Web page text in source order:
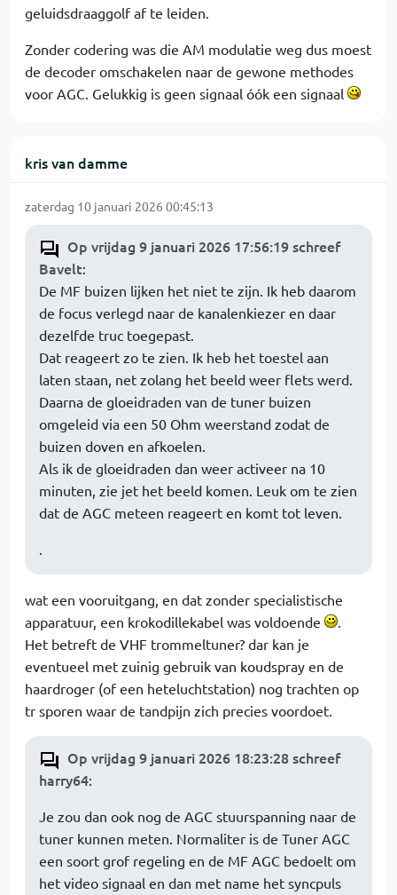
geluidsdraaggolf af te leiden.
Zonder codering was die AM modulatie weg dus moest
de decoder omschakelen naar de gewone methodes
voor AGC. Gelukkig is geen signaal óók een signaal
kris van damme
zaterdag 10 januari 2026 00:45:13
Op vrijdag 9 januari 2026 17:56:19 schreef
Bavelt:
De MF buizen lijken het niet te zijn. Ik heb daarom
de focus verlegd naar de kanalenkiezer en daar
dezelfde truc toegepast.
Dat reageert zo te zien. Ik heb het toestel aan
laten staan, net zolang het beeld weer flets werd.
Daarna de gloeidraden van de tuner buizen
omgeleid via een 50 Ohm weerstand zodat de
buizen doven en afkoelen.
Als ik de gloeidraden dan weer activeer na 10
minuten, zie jet het beeld komen. Leuk om te zien
dat de AGC meteen reageert en komt tot leven.
.
wat een vooruitgang, en dat zonder specialistische
apparatuur, een krokodillekabel was voldoende
.
Het betreft de VHF trommeltuner? dar kan je
eventueel met zuinig gebruik van koudspray en de
haardroger (of een heteluchtstation) nog trachten op
tr sporen waar de tandpijn zich precies voordoet.
Op vrijdag 9 januari 2026 18:23:28 schreef
harry64:
Je zou dan ook nog de AGC stuurspanning naar de
tuner kunnen meten. Normaliter is de Tuner AGC
een soort grof regeling en de MF AGC bedoelt om
het video signaal en dan met name het syncpuls